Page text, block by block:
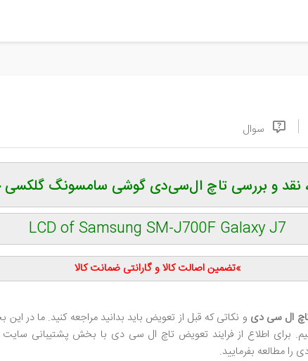
سوال
نقد و بررسی تاچ ال‌سی‌دی گوشی سامسونگ گلکسی
LCD of Samsung SM-J700F Galaxy J7
»تضمین اصالت کالا و گارانتی ضمانت کالا
ال‌ سی‌ دی و نکاتی که قبل از تعویض باید بدانید مراجعه کنید. ما
برای اطلاع از فرایند تعویض تاچ ال‌ سی‌ دی با بخش پشتیبانی
مطالعه بفرمایید.